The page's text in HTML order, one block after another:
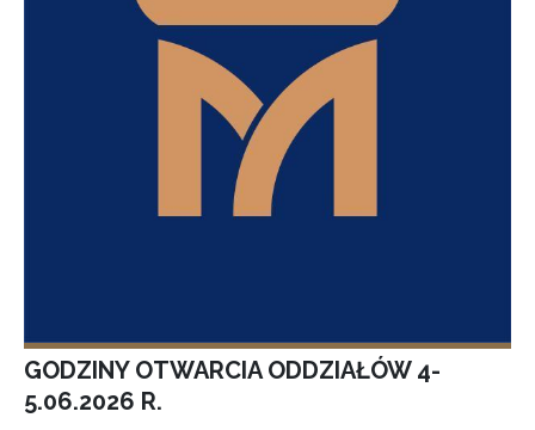
GODZINY OTWARCIA ODDZIAŁÓW 4-
5.06.2026 R.